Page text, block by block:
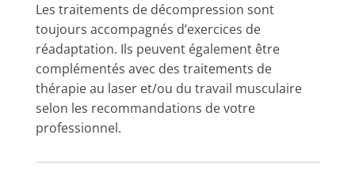
Les traitements de décompression sont
toujours accompagnés d’exercices de
réadaptation. Ils peuvent également être
complémentés avec des traitements de
thérapie au laser et/ou du travail musculaire
selon les recommandations de votre
professionnel.